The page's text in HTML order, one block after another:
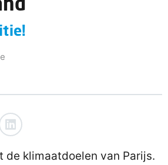
de klimaatdoelen van Parijs.